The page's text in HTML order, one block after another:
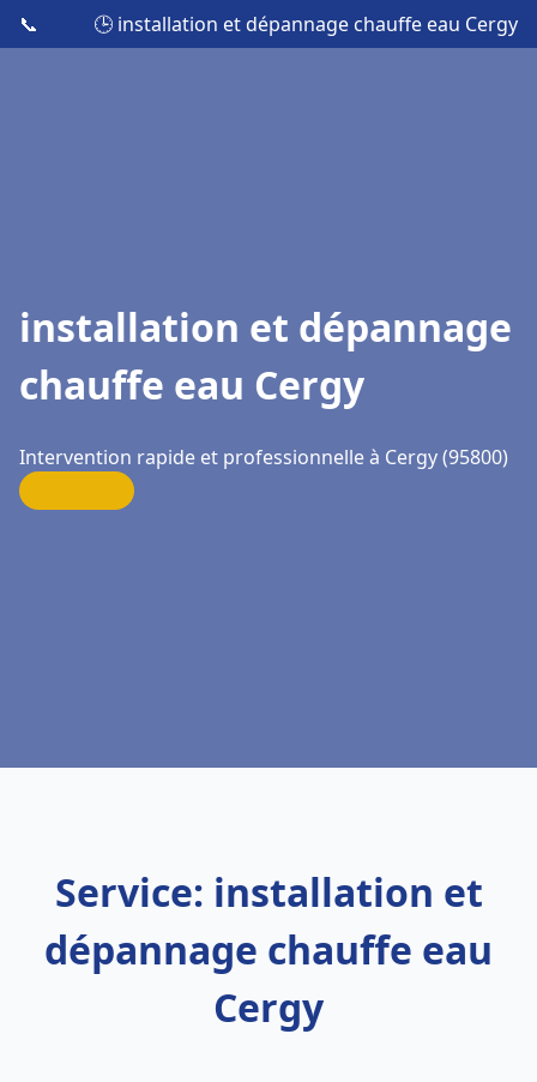
📞 🕒 installation et dépannage chauffe eau Cergy
installation et dépannage
chauffe eau Cergy
Intervention rapide et professionnelle à Cergy (95800)
Service: installation et
dépannage chauffe eau
Cergy